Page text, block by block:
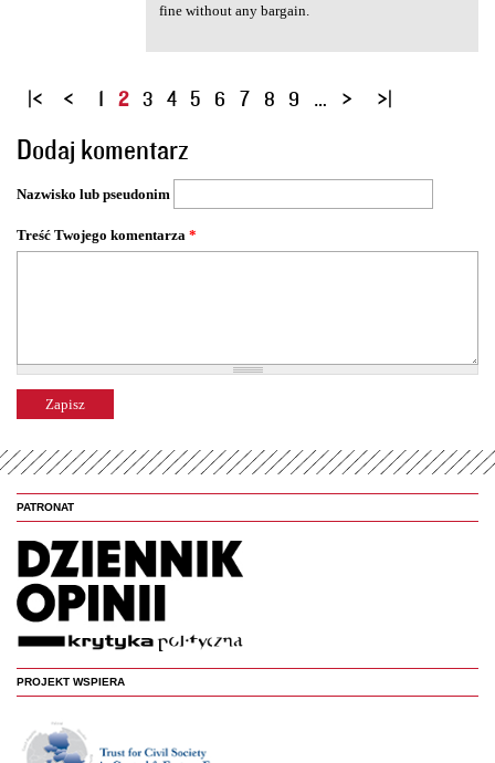
fine without any bargain.
S
r
o
n
y
1 2 3 4 5 6 7 8 9 …
Dodaj komentarz
Nazwisko lub pseudonim
Treść Twojego komentarza *
PATRONAT
PROJEKT WSPIERA